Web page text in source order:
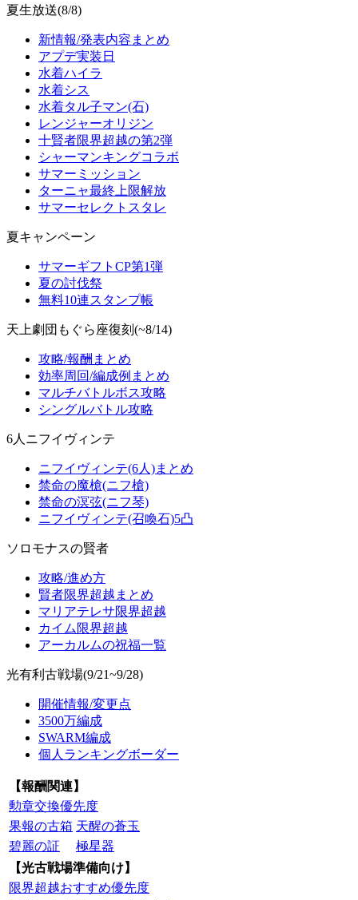
夏生放送(8/8)
新情報/発表内容まとめ
アプデ実装日
水着ハイラ
水着シス
水着タル子マン(石)
レンジャーオリジン
十賢者限界超越の第2弾
シャーマンキングコラボ
サマーミッション
ターニャ最終上限解放
サマーセレクトスタレ
夏キャンペーン
サマーギフトCP第1弾
夏の討伐祭
無料10連スタンプ帳
天上劇団もぐら座復刻(~8/14)
攻略/報酬まとめ
効率周回/編成例まとめ
マルチバトルボス攻略
シングルバトル攻略
6人ニフイヴィンテ
ニフイヴィンテ(6人)まとめ
禁命の魔槍(ニフ槍)
禁命の溟弦(ニフ琴)
ニフイヴィンテ(召喚石)5凸
ソロモナスの賢者
攻略/進め方
賢者限界超越まとめ
マリアテレサ限界超越
カイム限界超越
アーカルムの祝福一覧
光有利古戦場(9/21~9/28)
開催情報/変更点
3500万編成
SWARM編成
個人ランキングボーダー
【報酬関連】
勲章交換優先度
果報の古箱 天醒の蒼玉
碧麗の証
極星器
【光古戦場準備向け】
限界超越おすすめ優先度